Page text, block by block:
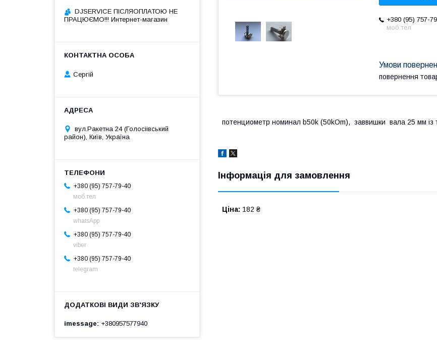
+380 (95) 757-
моб.тел
повернення
потенциометр номинал b50k (50kOm), заввишки вала 25 мм із
Інформація для замовлення
Ціна: 182 ₴
DJSERVICE ПІСЛЯОПЛАТОЮ НЕ
ПРАЦЮЄМО!!! Интернет-магазин
Сергій
вул.Ракетна 24 (Голосіівський
район), Київ, Україна
+380 (95) 757-79-40
моб.тел
+380 (95) 757-79-40
whatsApp
+380 (95) 757-79-40
viber
+380 (95) 757-79-40
telegram
imessage +380957577940